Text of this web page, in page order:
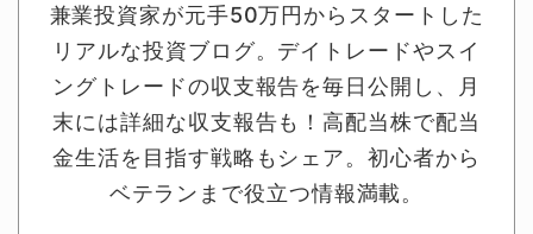
兼業投資家が元手50万円からスタートした
リアルな投資ブログ。デイトレードやスイ
ングトレードの収支報告を毎日公開し、月
末には詳細な収支報告も！高配当株で配当
金生活を目指す戦略もシェア。初心者から
ベテランまで役立つ情報満載。